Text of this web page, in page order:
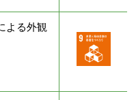
よる外観